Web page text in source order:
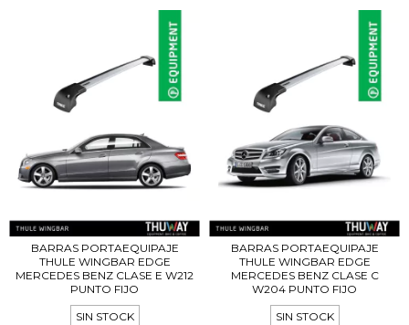
BARRAS PORTAEQUIPAJE
THULE WINGBAR EDGE
MERCEDES BENZ CLASE E W212
PUNTO FIJO
SIN STOCK
BARRAS PORTAEQUIPAJE
THULE WINGBAR EDGE
MERCEDES BENZ CLASE C
W204 PUNTO FIJO
SIN STOCK